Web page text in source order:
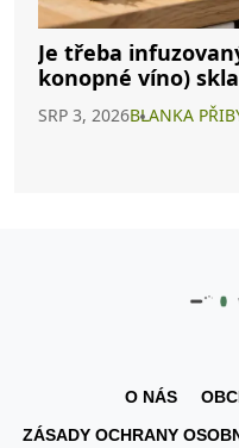
Je třeba
konopné víno)
Kompletní
SRP 3, 2026BLANKA
O NÁS
ZÁSADY OCHRANY